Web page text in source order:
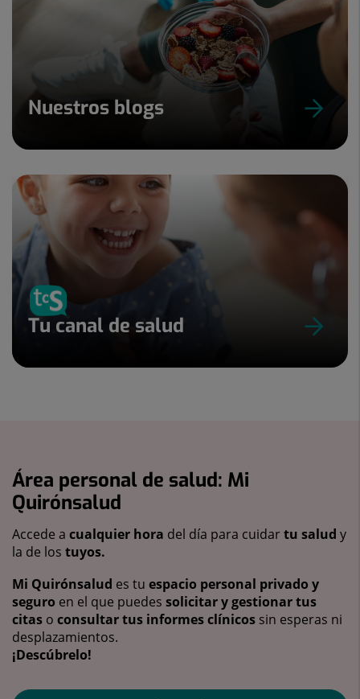
Nuestros blogs
Tu canal de salud
Área personal de salud: Mi
Quirónsalud
Accede a cualquier hora del día para cuidartu salud y
la de los tuyos.
Mi Quirónsalud es tu espacio personal privado y
seguro en el que puedes solicitar y gestionar tus
citas o consultar tus informes clínicos sin esperas ni
desplazamientos.
¡Descúbrelo!